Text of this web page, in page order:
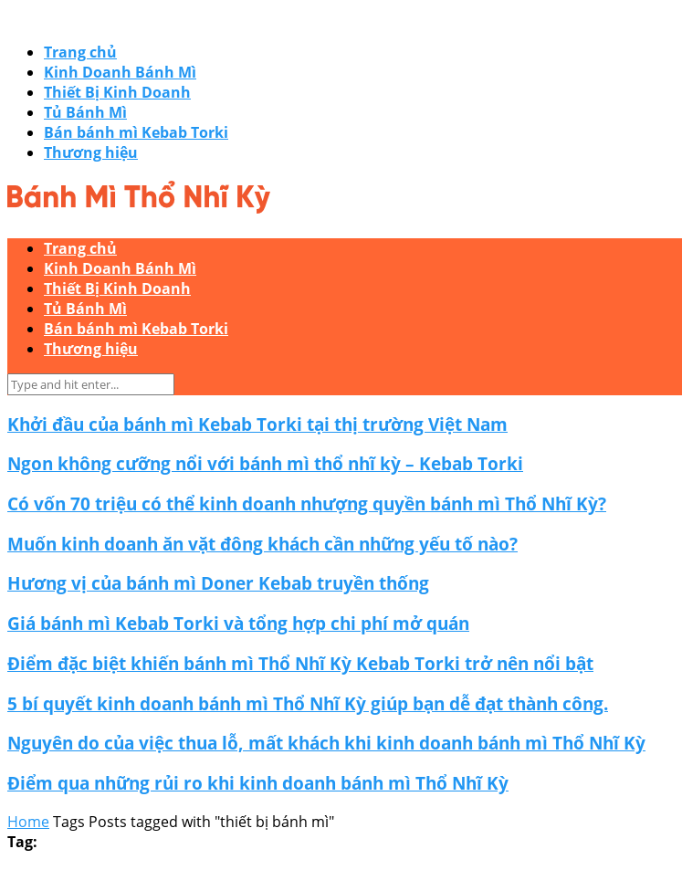
Trang chủ
Kinh Doanh Bánh Mì
Thiết Bị Kinh Doanh
Tủ Bánh Mì
Bán bánh mì Kebab Torki
Thương hiệu
Trang chủ
Kinh Doanh Bánh Mì
Thiết Bị Kinh Doanh
Tủ Bánh Mì
Bán bánh mì Kebab Torki
Thương hiệu
Khởi đầu của bánh mì Kebab Torki tại thị trường Việt Nam
Ngon không cưỡng nổi với bánh mì thổ nhĩ kỳ – Kebab Torki
Có vốn 70 triệu có thể kinh doanh nhượng quyền bánh mì Thổ Nhĩ Kỳ?
Muốn kinh doanh ăn vặt đông khách cần những yếu tố nào?
Hương vị của bánh mì Doner Kebab truyền thống
Giá bánh mì Kebab Torki và tổng hợp chi phí mở quán
Điểm đặc biệt khiến bánh mì Thổ Nhĩ Kỳ Kebab Torki trở nên nổi bật
5 bí quyết kinh doanh bánh mì Thổ Nhĩ Kỳ giúp bạn dễ đạt thành công.
Nguyên do của việc thua lỗ, mất khách khi kinh doanh bánh mì Thổ Nhĩ Kỳ
Điểm qua những rủi ro khi kinh doanh bánh mì Thổ Nhĩ Kỳ
HomeTags Posts tagged with "thiết bị bánh mì"
Tag: